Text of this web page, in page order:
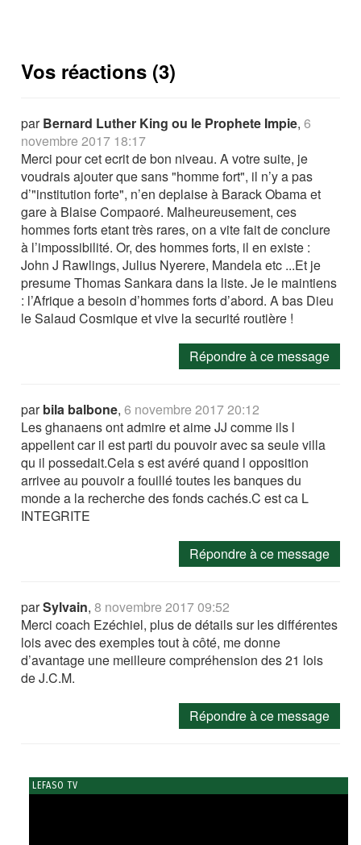
Vos réactions (3)
parBernard Luther King ou le Prophete Impie,6
novembre 2017 18:17
Merci pour cet ecrit de bon niveau. A votre suite, je
voudrais ajouter que sans "homme fort", il n’y a pas
d’"institution forte", n’en deplaise à Barack Obama et
gare à Blaise Compaoré. Malheureusement, ces
hommes forts etant très rares, on a vite fait de conclure
à l’impossibilité. Or, des hommes forts, il en existe :
John J Rawlings, Julius Nyerere, Mandela etc ...Et je
presume Thomas Sankara dans la liste. Je le maintiens
: l’Afrique a besoin d’hommes forts d’abord. A bas Dieu
le Salaud Cosmique et vive la securité routière !
Répondre à ce message
parbila balbone,6 novembre 2017 20:12
Les ghanaens ont admire et aime JJ comme ils l
appellent car il est parti du pouvoir avec sa seule villa
qu il possedait.Cela s est avéré quand l opposition
arrivee au pouvoir a fouillé toutes les banques du
monde a la recherche des fonds cachés.C est ca L
INTEGRITE
Répondre à ce message
parSylvain,8 novembre 2017 09:52
Merci coach Ezéchiel, plus de détails sur les différentes
lois avec des exemples tout à côté, me donne
d’avantage une meilleure compréhension des 21 lois
de J.C.M.
Répondre à ce message
LEFASO TV